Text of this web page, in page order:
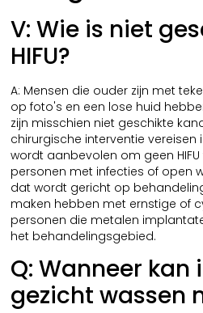
V: Wie is niet
HIFU?
A: Mensen die ouder zijn met
op foto's en een lose huid
zijn misschien niet geschikte
chirurgische interventie vereisen
wordt aanbevolen om geen
personen met infecties of open
dat wordt gericht op
maken hebben met ernstige of
personen die metalen
het behandelingsgebied.
Q: Wanneer kan
gezicht wassen